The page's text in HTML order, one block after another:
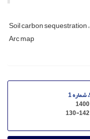
Soil carbon sequestration
Arc map
130-142